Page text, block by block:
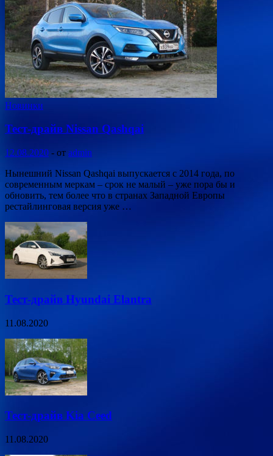
Новинки
Тест-драйв Nissan Qashqai
12.08.2020 - от admin
Нынешний Nissan Qashqai выпускается с 2014 года, по
современным меркам – срок не малый – уже пора бы и
обновить, тем более что в странах Западной Европы
рестайлинговая версия уже …
Тест-драйв Hyundai Elantra
11.08.2020
Тест-драйв Kia Ceed
11.08.2020